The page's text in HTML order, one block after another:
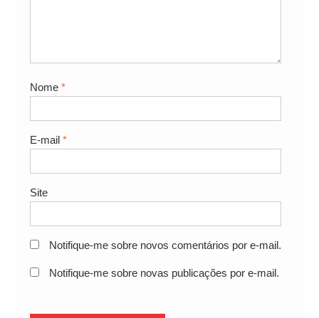
Nome *
E-mail *
Site
Notifique-me sobre novos comentários por e-mail.
Notifique-me sobre novas publicações por e-mail.